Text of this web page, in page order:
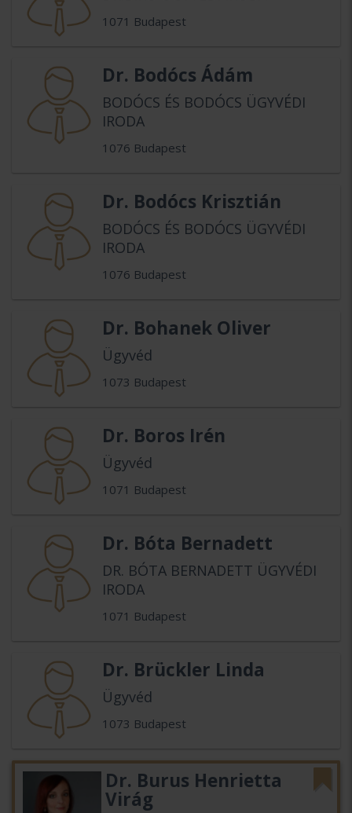
1071 Budapest
Dr. Bodócs Ádám
BODÓCS ÉS BODÓCS ÜGYVÉDI
IRODA
1076 Budapest
Dr. Bodócs Krisztián
BODÓCS ÉS BODÓCS ÜGYVÉDI
IRODA
1076 Budapest
Dr. Bohanek Oliver
Ügyvéd
1073 Budapest
Dr. Boros Irén
Ügyvéd
1071 Budapest
Dr. Bóta Bernadett
DR. BÓTA BERNADETT ÜGYVÉDI
IRODA
1071 Budapest
Dr. Brückler Linda
Ügyvéd
1073 Budapest
Dr. Burus Henrietta
Virág